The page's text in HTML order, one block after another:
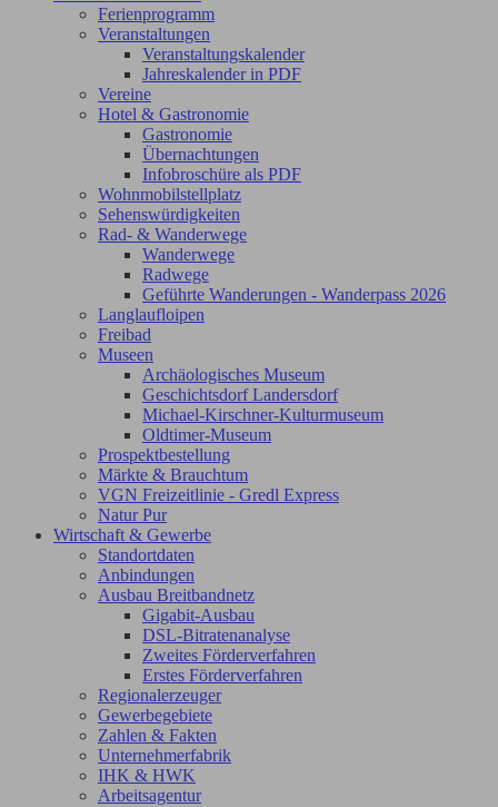
Ferienprogramm
Veranstaltungen
Veranstaltungskalender
Jahreskalender in PDF
Vereine
Hotel & Gastronomie
Gastronomie
Übernachtungen
Infobroschüre als PDF
Wohnmobilstellplatz
Sehenswürdigkeiten
Rad- & Wanderwege
Wanderwege
Radwege
Geführte Wanderungen - Wanderpass 2026
Langlaufloipen
Freibad
Museen
Archäologisches Museum
Geschichtsdorf Landersdorf
Michael-Kirschner-Kulturmuseum
Oldtimer-Museum
Prospektbestellung
Märkte & Brauchtum
VGN Freizeitlinie - Gredl Express
Natur Pur
Wirtschaft & Gewerbe
Standortdaten
Anbindungen
Ausbau Breitbandnetz
Gigabit-Ausbau
DSL-Bitratenanalyse
Zweites Förderverfahren
Erstes Förderverfahren
Regionalerzeuger
Gewerbegebiete
Zahlen & Fakten
Unternehmerfabrik
IHK & HWK
Arbeitsagentur